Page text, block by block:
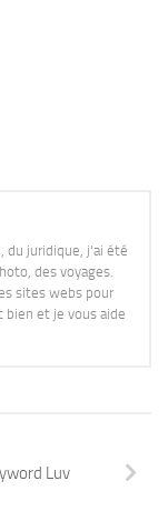
du juridique, j'ai été
des voyages.
sites webs pour
bien et je vous aide
Luv